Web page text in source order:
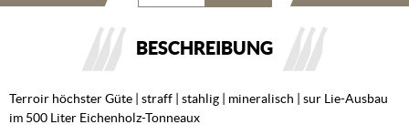
BESCHREIBUNG
Terroir höchster Güte | straff | stahlig | mineralisch | sur Lie-Ausbau
im 500 Liter Eichenholz-Tonneaux